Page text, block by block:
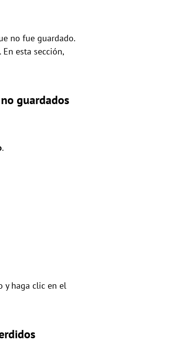
no fue guardado.
esta sección,
guardados
.
y haga clic en el